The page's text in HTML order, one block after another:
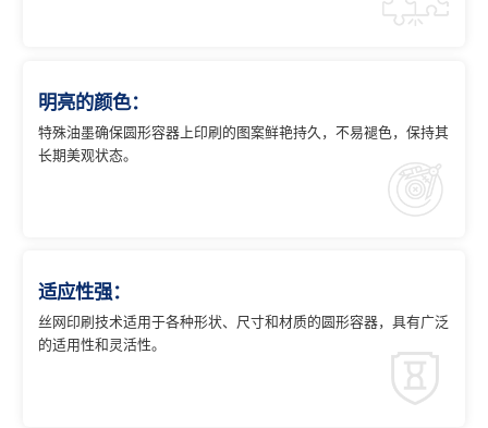
明亮的颜色：
特殊油墨确保圆形容器上印刷的图案鲜艳持久，不易褪色，保持其
长期美观状态。
适应性强：
丝网印刷技术适用于各种形状、尺寸和材质的圆形容器，具有广泛
的适用性和灵活性。